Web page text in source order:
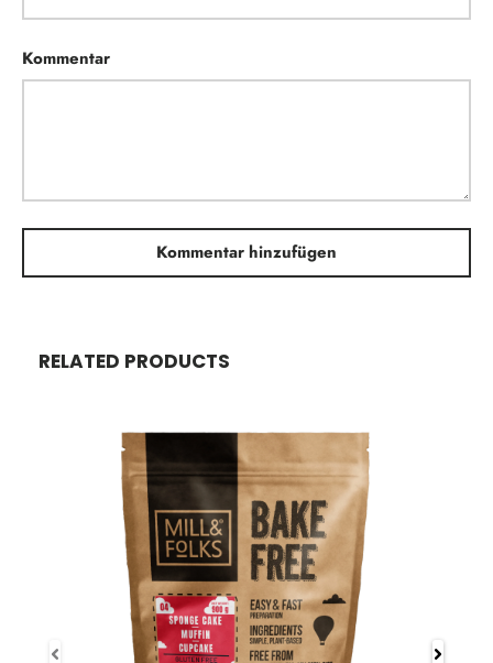
Kommentar
Kommentar hinzufügen
RELATED PRODUCTS